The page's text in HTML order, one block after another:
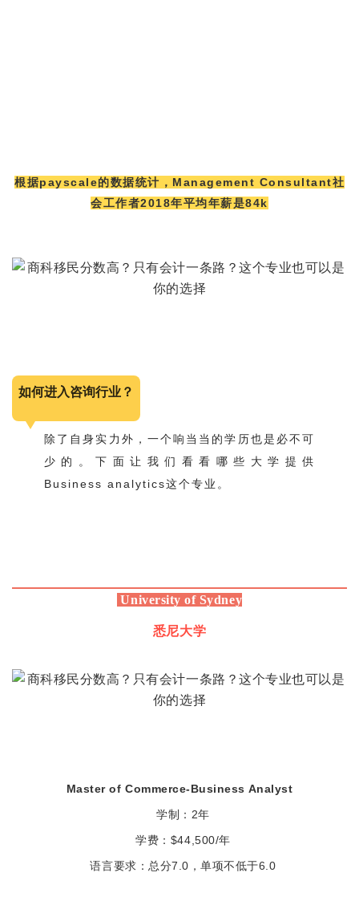
根据payscale的数据统计，Management Consultant社
会工作者2018年平均年薪是84k
如何进入咨询行业？
除了自身实力外，一个响当当的学历也是必不可
少的。下面让我们看看哪些大学提供
Business analytics这个专业。
University of Sydney
悉尼大学
Master of Commerce-Business Analyst
学制：2年
学费：$44,500/年
语言要求：总分7.0，单项不低于6.0